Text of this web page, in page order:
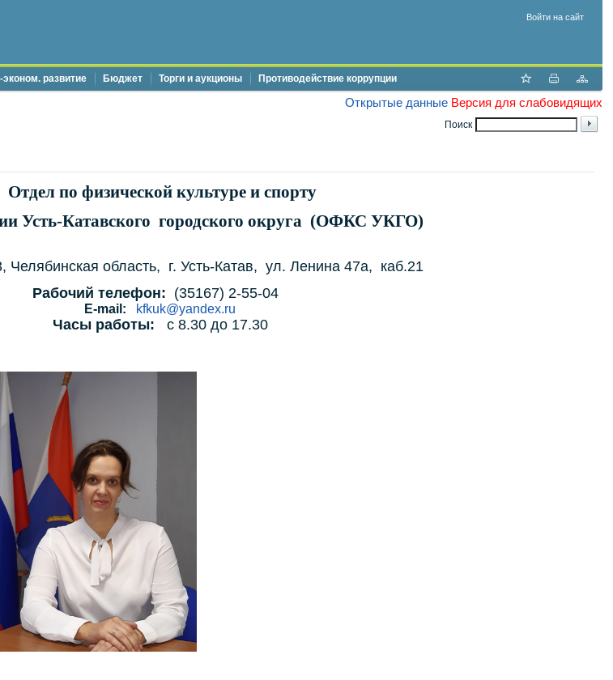
Войти на сайт
эконом. развитие Бюджет Торги и аукционы Противодействие коррупции
Открытые данные Версия для слабовидящих
Поиск
Отдел по физической культуре и спорту
Усть-Катавского городского округа (ОФКС УКГО)
Челябинская область, г. Усть-Катав, ул. Ленина 47a, каб.21
Рабочий телефон: (35167) 2-55-04
E-mail: kfkuk@yandex.ru
Часы работы: с 8.30 до 17.30